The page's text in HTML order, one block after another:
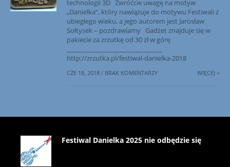
technologii 3D Zwróćcie uwagę na motyw
„Danielka”, który nawiązuje do motywu Festiwali z
ubiegłego wieku, a jego autorem jest Jarosław
Sołtysek – pozdrawiamy Gadżet znajduje się w
pakiecie za zrzutkę od 30 zł w górę
http://zrzutka.pl/festiwal-danielka-2018
CZE 18, 2018 / BRAK KOMENTARZY WIĘCEJ +
Festiwal Danielka 2025 nie odbędzie się